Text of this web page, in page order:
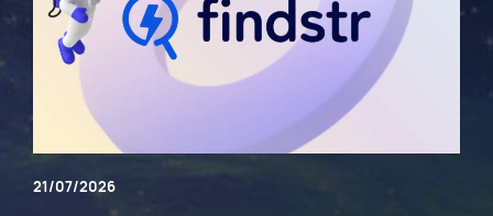
21/07/2026